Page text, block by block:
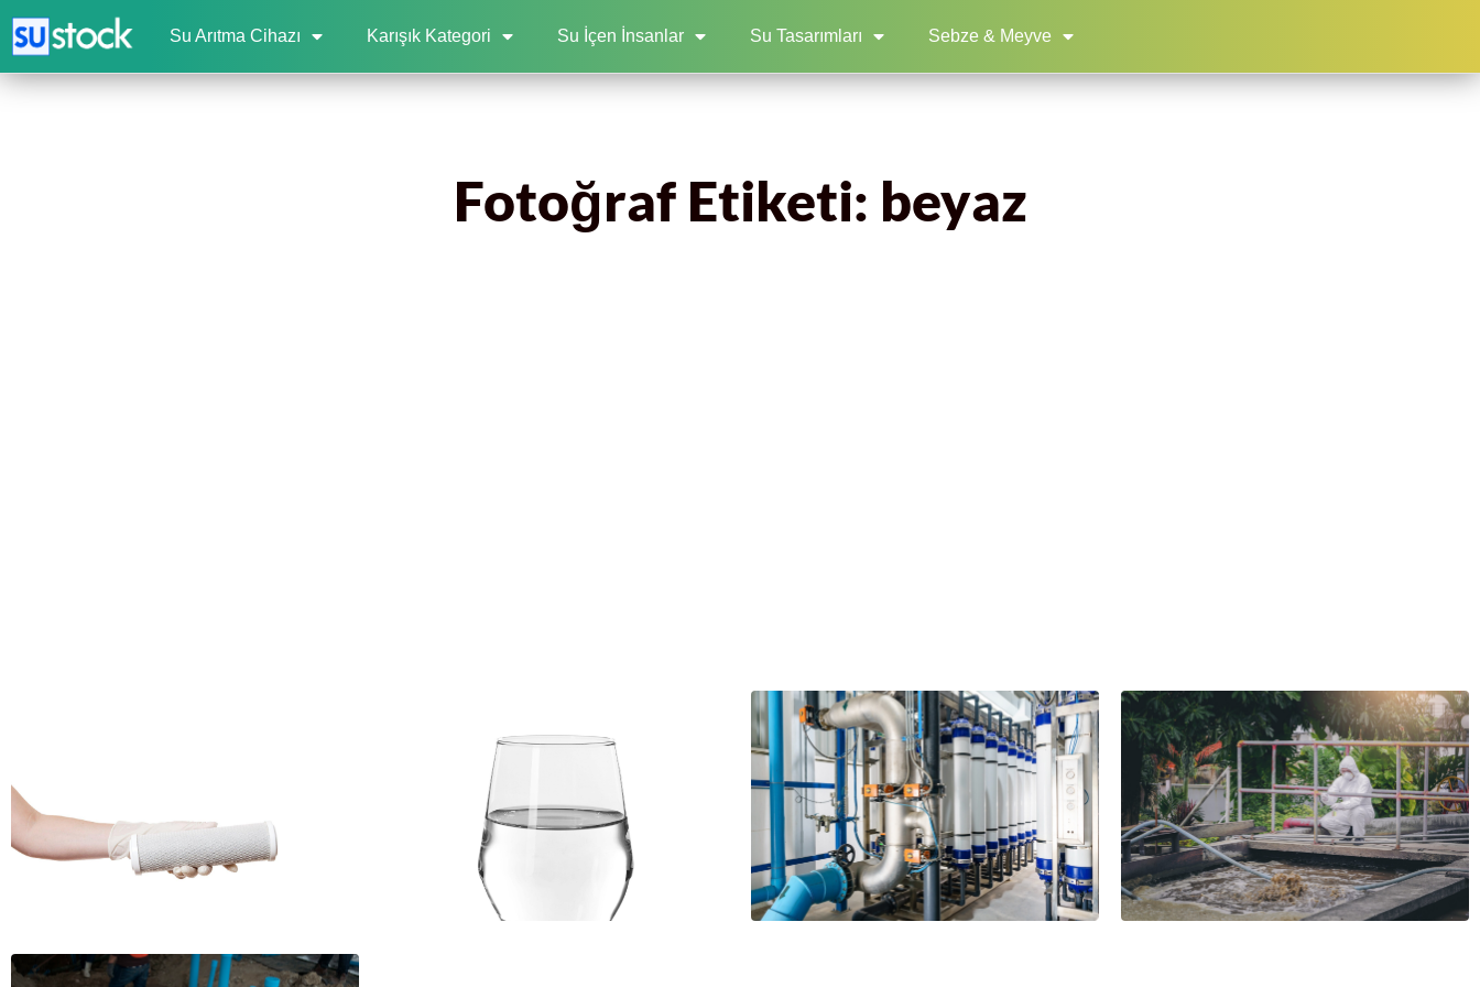
Su Arıtma Cihazı Karışık Kategori Su İçen İnsanlar Su Tasarımları Sebze & Meyve
Fotoğraf Etiketi: beyaz